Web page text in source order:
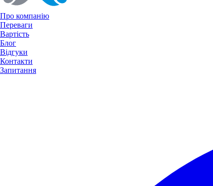
Про компанію
Переваги
Вартість
Блог
Відгуки
Контакти
Запитання